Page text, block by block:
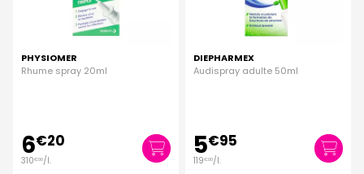
PHYSIOMER
Rhume spray 20ml
6€20
310€00/l.
DIEPHARMEX
Audispray adulte 50ml
5€95
119€00/l.